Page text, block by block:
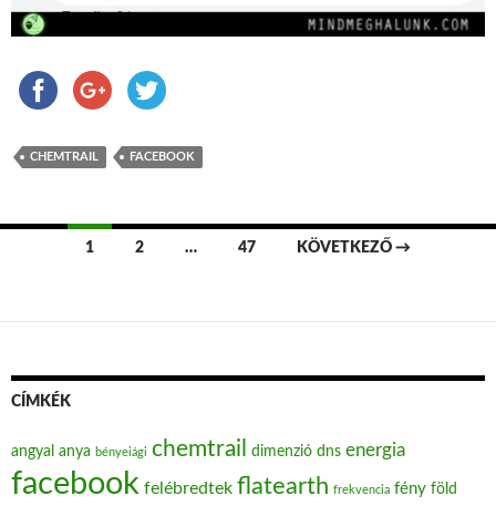
CHEMTRAIL FACEBOOK
1 2 … 47 KÖVETKEZŐ →
CÍMKÉK
angyal anya bényeiági chemtrail dimenzió dns energia
facebook felébredtek flatearth frekvencia fény föld